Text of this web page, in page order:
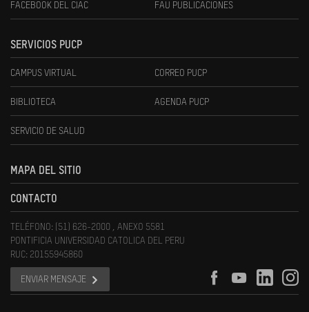
FACEBOOK DEL CIAC FAU PUBLICACIONES
SERVICIOS PUCP
CAMPUS VIRTUAL CORREO PUCP
BIBLIOTECA AGENDA PUCP
SERVICIO DE SALUD
MAPA DEL SITIO
CONTACTO
TELÉFONO: (51) 626-2000 , ANEXO 5581
PONTIFICIA UNIVERSIDAD CATOLICA DEL PERU
RUC: 20155945860
ENVIAR MENSAJE